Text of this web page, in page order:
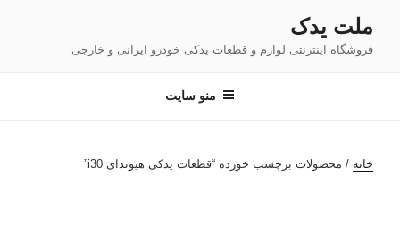
محتوا
ملت یدک
فروشگاه اینترنتی لوازم و قطعات یدکی خودرو ایرانی و خارجی
منو سایت
خانه / محصولات برچسب خورده “قطعات یدکی هیوندای i30”